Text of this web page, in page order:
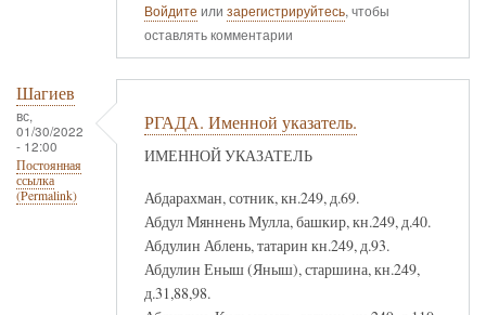
Войдите или зарегистрируйтесь, чтобы
оставлять комментарии
Шагиев
вс,
01/30/2022
- 12:00
Постоянная
ссылка
(Permalink)
РГАДА. Именной указатель.
ИМЕННОЙ УКАЗАТЕЛЬ
Абдарахман, сотник, кн.249, д.69.
Абдул Мяннень Мулла, башкир, кн.249, д.40.
Абдулин Аблень, татарин кн.249, д.93.
Абдулин Еныш (Яныш), старшина, кн.249,
д.31,88,98.